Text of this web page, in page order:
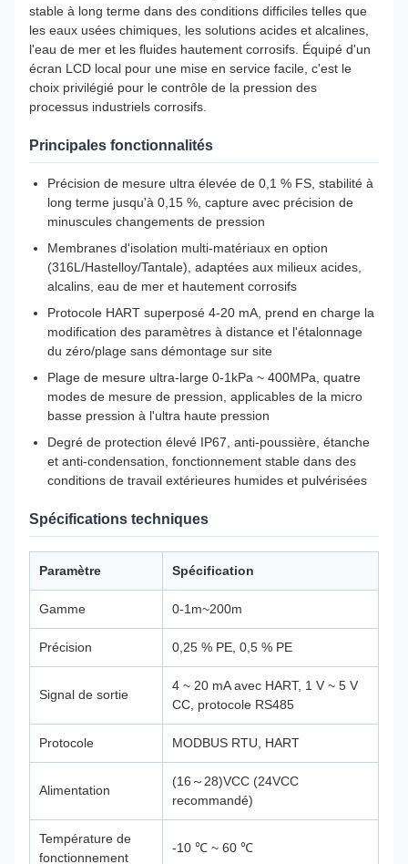
stable à long terme dans des conditions difficiles telles que
les eaux usées chimiques, les solutions acides et alcalines,
l'eau de mer et les fluides hautement corrosifs. Équipé d'un
écran LCD local pour une mise en service facile, c'est le
choix privilégié pour le contrôle de la pression des
processus industriels corrosifs.
Principales fonctionnalités
Précision de mesure ultra élevée de 0,1 % FS, stabilité à
long terme jusqu'à 0,15 %, capture avec précision de
minuscules changements de pression
Membranes d'isolation multi-matériaux en option
(316L/Hastelloy/Tantale), adaptées aux milieux acides,
alcalins, eau de mer et hautement corrosifs
Protocole HART superposé 4-20 mA, prend en charge la
modification des paramètres à distance et l'étalonnage
du zéro/plage sans démontage sur site
Plage de mesure ultra-large 0-1kPa ~ 400MPa, quatre
modes de mesure de pression, applicables de la micro
basse pression à l'ultra haute pression
Degré de protection élevé IP67, anti-poussière, étanche
et anti-condensation, fonctionnement stable dans des
conditions de travail extérieures humides et pulvérisées
Spécifications techniques
Paramètre Spécification
Gamme 0-1m~200m
Précision 0,25 % PE, 0,5 % PE
Signal de sortie
4 ~ 20 mA avec HART, 1 V ~ 5 V
CC, protocole RS485
Protocole MODBUS RTU, HART
Alimentation
(16～28)VCC (24VCC
recommandé)
Température de
fonctionnement
-10 ℃ ~ 60 ℃